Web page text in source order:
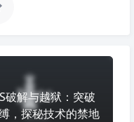
破解与越狱：突破
，探秘技术的禁地